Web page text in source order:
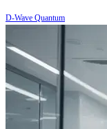
D-Wave Quantum